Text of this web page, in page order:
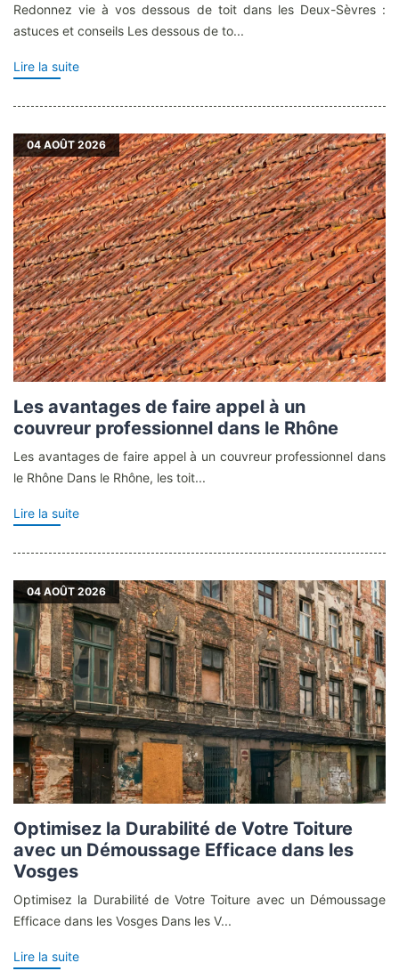
Redonnez vie à vos dessous de toit dans les Deux-Sèvres :
astuces et conseils Les dessous de to...
Lire la suite
04 AOÛT 2026
Les avantages de faire appel à un
couvreur professionnel dans le Rhône
Les avantages de faire appel à un couvreur professionnel dans
le Rhône Dans le Rhône, les toit...
Lire la suite
04 AOÛT 2026
Optimisez la Durabilité de Votre Toiture
avec un Démoussage Efficace dans les
Vosges
Optimisez la Durabilité de Votre Toiture avec un Démoussage
Efficace dans les Vosges Dans les V...
Lire la suite